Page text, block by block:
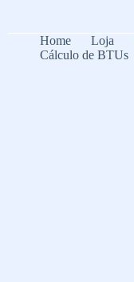
Home Loja
Cálculo de BTUs